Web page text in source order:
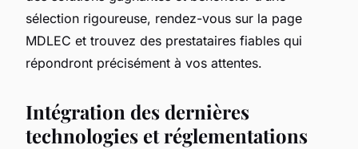
sélection rigoureuse, rendez-vous sur la page
MDLEC et trouvez des prestataires fiables qui
répondront précisément à vos attentes.
Intégration des dernières
technologies et réglementations